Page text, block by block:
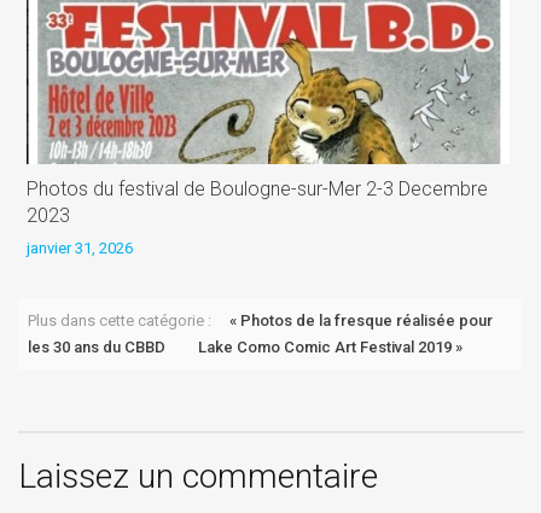
Photos du festival de Boulogne-sur-Mer 2-3 Decembre
2023
janvier 31, 2026
Plus dans cette catégorie :
« Photos de la fresque réalisée pour
les 30 ans du CBBD
Lake Como Comic Art Festival 2019 »
Laissez un commentaire